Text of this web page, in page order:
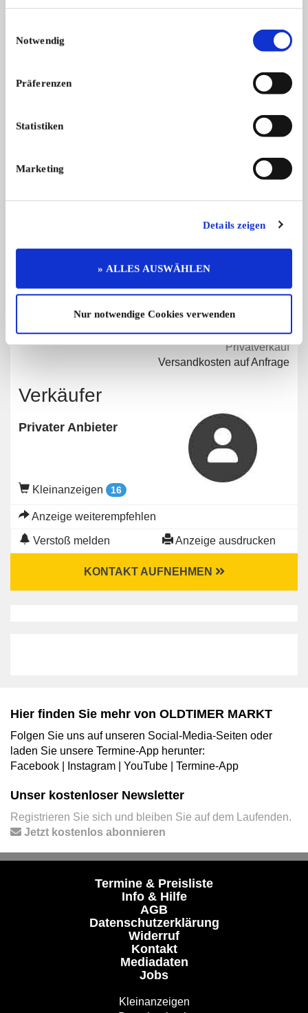
Notwendig
Präferenzen
Statistiken
Marketing
Details zeigen
» ALLES AUSWÄHLEN
Nur notwendige Cookies verwenden
...
2St SW Reflektoren
TN:13053139 ...
259 x angesehen
Preis
Verhandlungssache
Privatverkauf
Versandkosten auf Anfrage
Verkäufer
Privater Anbieter
Kleinanzeigen 16
Anzeige weiterempfehlen
Verstoß melden Anzeige ausdrucken
KONTAKT AUFNEHMEN
Hier finden Sie mehr von OLDTIMER MARKT
Folgen Sie uns auf unseren Social-Media-Seiten oder
laden Sie unsere Termine-App herunter:
Facebook
Instagram YouTube Termine-App
Unser kostenloser Newsletter
Registrieren Sie sich und bleiben Sie auf dem Laufenden.
Jetzt kostenlos abonnieren
Termine & Preisliste
Info & Hilfe
AGB
Datenschutzerklärung
Widerruf
Kontakt
Mediadaten
Jobs
Kleinanzeigen